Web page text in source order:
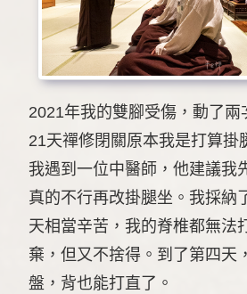
2021年我的雙腳受傷，動了兩
21天禪修閉關原本我是打算掛
我遇到一位中醫師，他建議我
真的不行再改掛腿坐。我採納
天相當辛苦，我的脊椎都無法
棄，但又不捨得。到了第四天
盤，背也能打直了。